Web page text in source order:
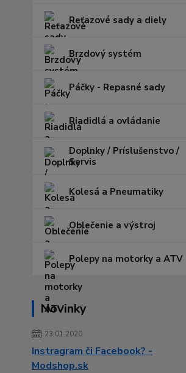
Reťazové sady a diely
Brzdový systém
Páčky - Repasné sady
Riadidlá a ovládanie
Doplnky / Príslušenstvo /
Servis
Kolesá a Pneumatiky
Oblečenie a výstroj
Polepy na motorky a ATV
Novinky
23.01.2020
Instragram či Facebook? -
Modshop.sk